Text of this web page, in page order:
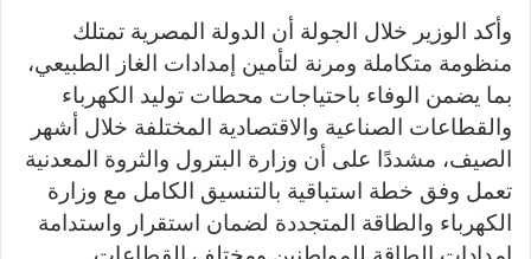
وأكد الوزير خلال الجولة أن الدولة المصرية تمتلك
منظومة متكاملة ومرنة لتأمين إمدادات الغاز الطبيعي،
بما يضمن الوفاء باحتياجات محطات توليد الكهرباء
والقطاعات الصناعية والاقتصادية المختلفة خلال أشهر
الصيف، مشددًا على أن وزارة البترول والثروة المعدنية
تعمل وفق خطة استباقية بالتنسيق الكامل مع وزارة
الكهرباء والطاقة المتجددة لضمان استقرار واستدامة